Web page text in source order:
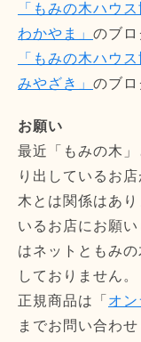
「もみの木ハウス
わかやま」 のブロ
「もみの木ハウス
みやざき」 のブロ
お願い
最近「もみの木
り出しているお
木とは関係はあ
いるお店にお願
はネットともみ
しておりません。
正規商品は「 オ
までお問い合わせ